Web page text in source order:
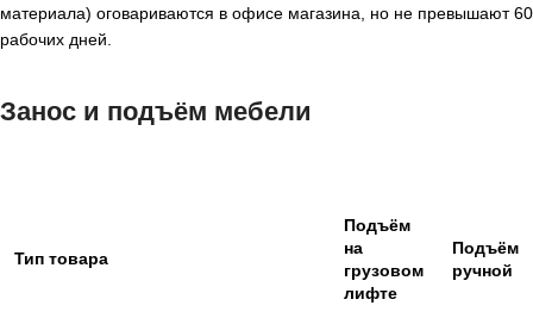
материала) оговариваются в офисе магазина, но не превышают 60
рабочих дней.
Занос и подъём мебели
Тип товара
Подъём
на
грузовом
лифте
Подъём
ручной